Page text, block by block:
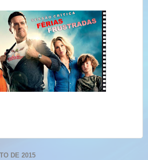
DE 2015